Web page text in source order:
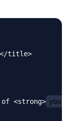
title>
<strong>